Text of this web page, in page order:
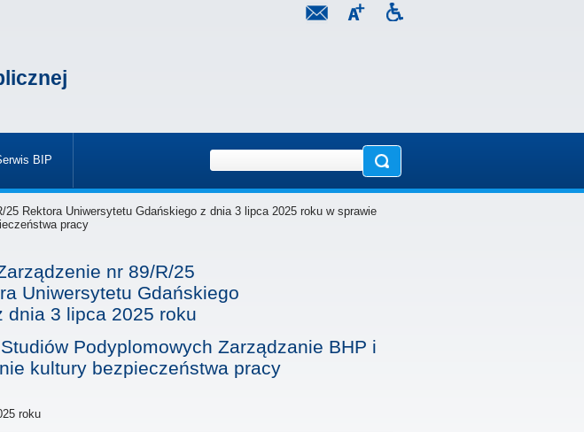
BIP
»
25 Rektora Uniwersytetu Gdańskiego z dnia 3 lipca 2025 roku w sprawie
pracy
nr 89/R/25
Uniwersytetu Gdańskiego
dnia 3 lipca 2025 roku
Podyplomowych Zarządzanie BHP i
kultury bezpieczeństwa pracy
roku